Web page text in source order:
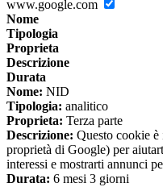
www.google.com
Nome
Tipologia
Proprieta
Descrizione
Durata
Nome: NID
Tipologia: analitico
Proprieta: Terza parte
Descrizione: Questo cookie
proprietà di Google) per
interessi e mostrarti annunci
Durata: 6 mesi 3 giorni